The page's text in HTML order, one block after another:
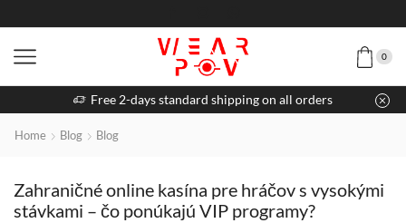
0
Free 2-days standard shipping on all orders
Home Blog Blog
Zahraničné online kasína pre hráčov s vysokými
stávkami – čo ponúkajú VIP programy?